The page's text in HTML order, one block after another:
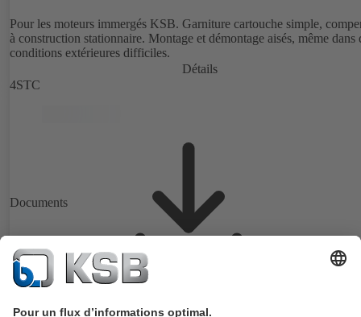
Pour les moteurs immergés KSB. Garniture cartouche simple,
à construction stationnaire. Montage et démontage aisés, même dans
conditions extérieures difficiles.
Détails
4STC
Documents
Pour les gammes de pompes Sewatec, Amarex KRT, AmaCan.
mécanique à composants simple, compensée, à construction
Les ressorts se trouvent hors du fluide pompé.